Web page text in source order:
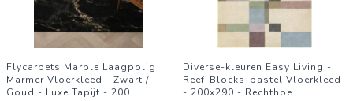
Flycarpets Marble Laagpolig
Marmer Vloerkleed - Zwart /
Goud - Luxe Tapijt - 200...
Diverse-kleuren Easy Living -
Reef-Blocks-pastel Vloerkleed
- 200x290 - Rechthoe...